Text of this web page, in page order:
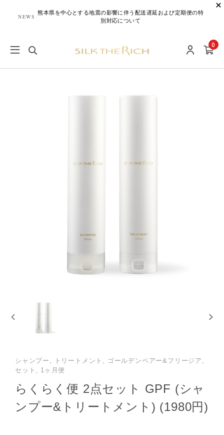
NEWS
熊本県を中心とする地震の影響に伴う配送遅延および定期便の特
別対応について
0
シャンプー, トリートメント, ゴールデンペアー&フリージア,
セット, 1ヶ月便
らくらく便 2点セット GPF (シャ
ンプー&トリートメント) (1980円)